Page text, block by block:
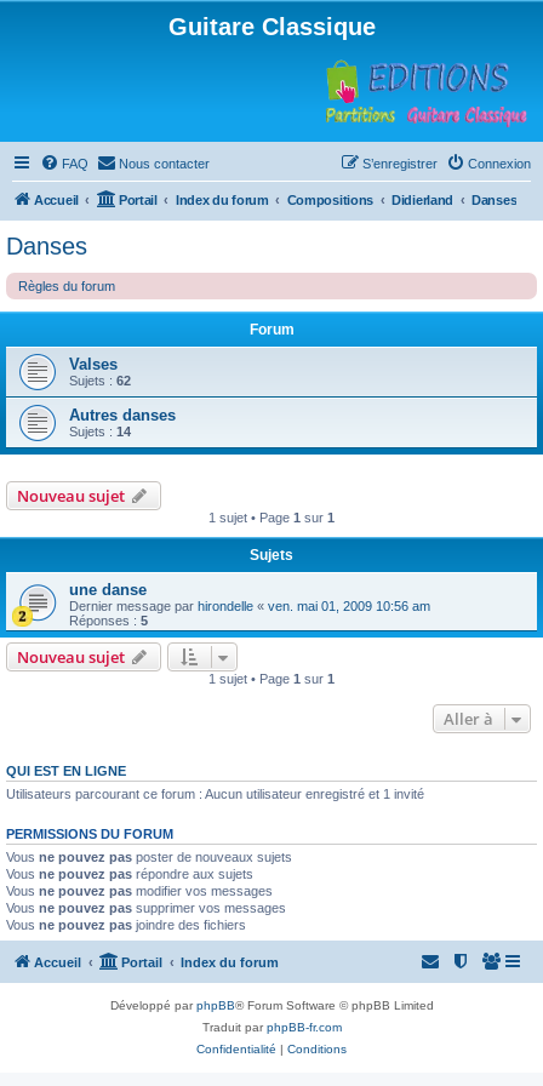
Guitare Classique
FAQ Nous contacter Connexion
S’enregistrer
Accueil Portail Index du forum Compositions Didierland Danses
Danses
Règles du forum
Forum
Valses
Sujets : 62
Autres danses
Sujets : 14
Nouveau sujet
1 sujet • Page 1 sur 1
Sujets
une danse
Dernier message par hirondelle « ven. mai 01, 2009 10:56 am
Réponses : 5
Nouveau sujet
1 sujet • Page 1 sur 1
Aller à
QUI EST EN LIGNE
Utilisateurs parcourant ce forum : Aucun utilisateur enregistré et 1 invité
PERMISSIONS DU FORUM
Vous ne pouvez pas poster de nouveaux sujets
Vous ne pouvez pas répondre aux sujets
Vous ne pouvez pas modifier vos messages
Vous ne pouvez pas supprimer vos messages
Vous ne pouvez pas joindre des fichiers
Accueil Portail Index du forum
Développé parphpBB® Forum Software © phpBB Limited
Traduit parphpBB-fr.com
Confidentialité | Conditions